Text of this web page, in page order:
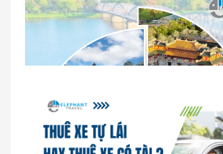
Dịch vụ thuê xe 16 chỗ tại Huế 2026